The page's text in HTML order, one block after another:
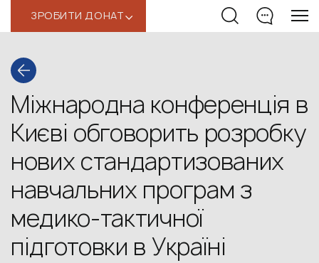
ЗРОБИТИ ДОНАТ‹
Міжнародна конференція в
Києві обговорить розробку
нових стандартизованих
навчальних програм з
медико-тактичної
підготовки в Україні